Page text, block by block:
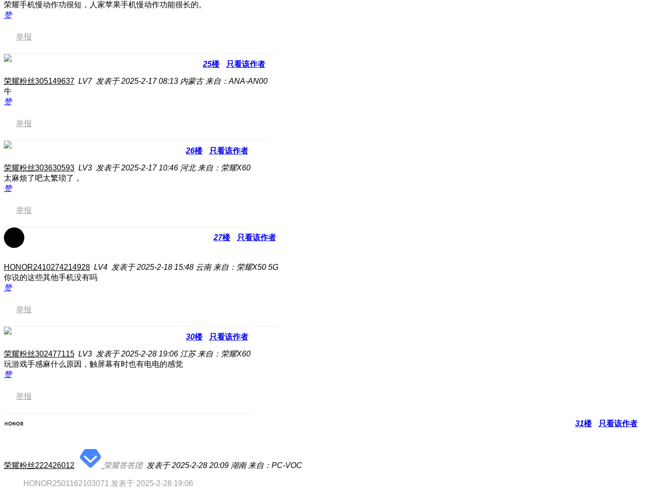
荣耀手机慢动作功很短，人家苹果手机慢动作功能很长的。
赞
举报
25楼 只看该作者
荣耀粉丝305149637 LV7 发表于 2025-2-17 08:13 内蒙古 来自：ANA-AN00
牛
赞
举报
26楼 只看该作者
荣耀粉丝303630593 LV3 发表于 2025-2-17 10:46 河北 来自：荣耀X60
太麻烦了吧太繁琐了，
赞
举报
27楼 只看该作者
HONOR2410274214928 LV4 发表于 2025-2-18 15:48 云南 来自：荣耀X50 5G
你说的这些其他手机没有吗
赞
举报
30楼 只看该作者
荣耀粉丝302477115 LV3 发表于 2025-2-28 19:06 江苏 来自：荣耀X60
玩游戏手感麻什么原因，触屏幕有时也有电电的感觉
赞
举报
31楼 只看该作者
荣耀粉丝222426012 荣耀答答团 发表于 2025-2-28 20:09 湖南 来自：PC-VOC
HONOR2501162103071 发表于 2025-2-28 19:06